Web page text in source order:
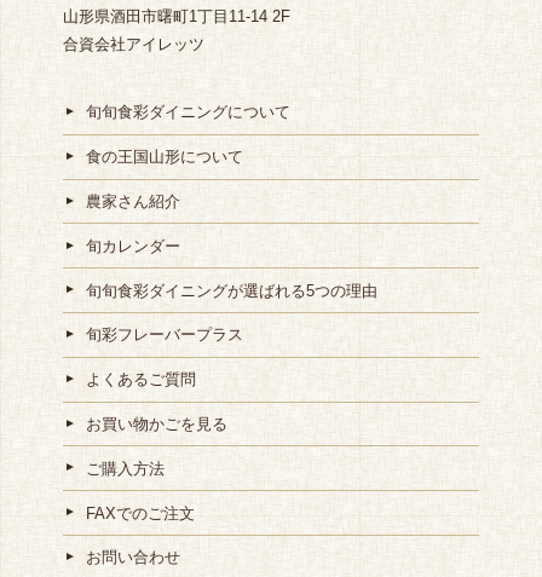
山形県酒田市曙町1丁目11-14 2F
合資会社アイレッツ
旬旬食彩ダイニングについて
食の王国山形について
農家さん紹介
旬カレンダー
旬旬食彩ダイニングが選ばれる5つの理由
旬彩フレーバープラス
よくあるご質問
お買い物かごを見る
ご購入方法
FAXでのご注文
お問い合わせ